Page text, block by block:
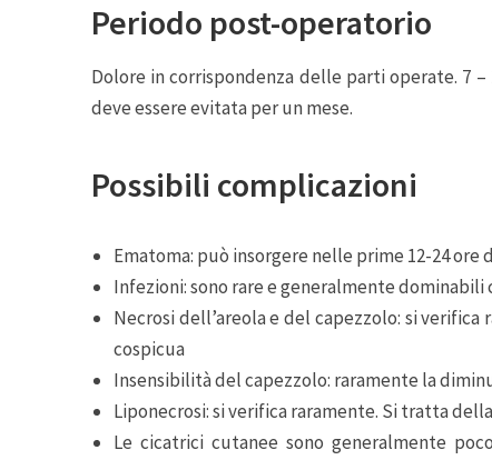
Periodo post-operatorio
Dolore in corrispondenza delle parti operate. 7
deve essere evitata per un mese.
Possibili complicazioni
Ematoma: può insorgere nelle prime 12-24
Infezioni: sono rare e generalmente
Necrosi dell’areola e del capezzolo: si
cospicua
Insensibilità del capezzolo: raramente la
Liponecrosi: si verifica raramente. Si tratta
Le cicatrici cutanee sono generalmente